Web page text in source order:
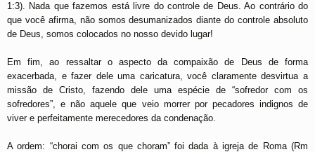
1:3). Nada que fazemos está livre do controle de Deus. Ao contrário do
que você afirma, não somos desumanizados diante do controle absoluto
de Deus, somos colocados no nosso devido lugar!
Em fim, ao ressaltar o aspecto da compaixão de Deus de forma
exacerbada, e fazer dele uma caricatura, você claramente desvirtua a
missão de Cristo, fazendo dele uma espécie de “sofredor com os
sofredores”, e não aquele que veio morrer por pecadores indignos de
viver e perfeitamente merecedores da condenação.
A ordem: “chorai com os que choram” foi dada à igreja de Roma (Rm